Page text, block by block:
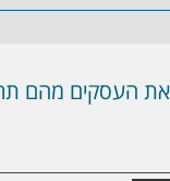
את העסקים מהם